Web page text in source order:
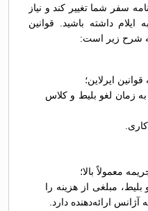
سفر شما تغییر کند و نیاز
ایلام داشته باشید. قوانین
به شرح زیر است:
ایرلاین؛
زمان لغو بلیط و کلاس
معمولاً بالا؛
مبلغی از هزینه را
ارائه‌دهنده دارد.